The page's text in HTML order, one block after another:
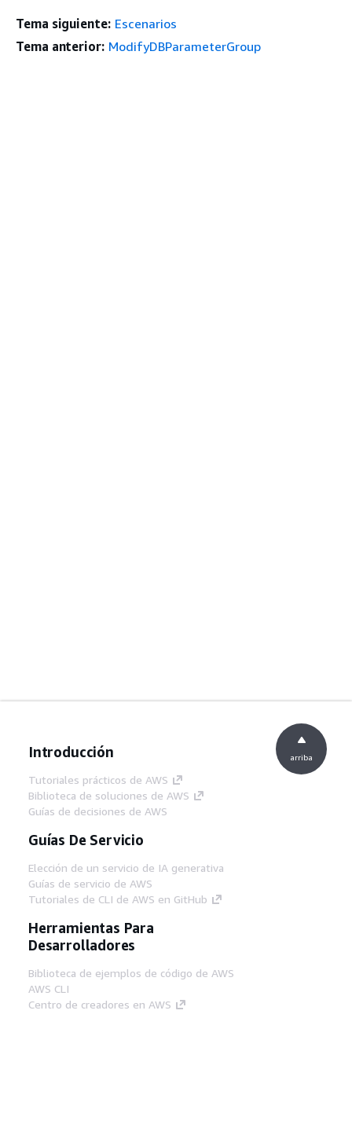
Tema siguiente: Escenarios
Tema anterior: ModifyDBParameterGroup
Introducción
Tutoriales prácticos de AWS
Biblioteca de soluciones de AWS
Guías de decisiones de AWS
Guías De Servicio
Elección de un servicio de IA generativa
Guías de servicio de AWS
Tutoriales de CLI de AWS en GitHub
Herramientas Para
Desarrolladores
Biblioteca de ejemplos de código de AWS
AWS CLI
Centro de creadores en AWS
arriba